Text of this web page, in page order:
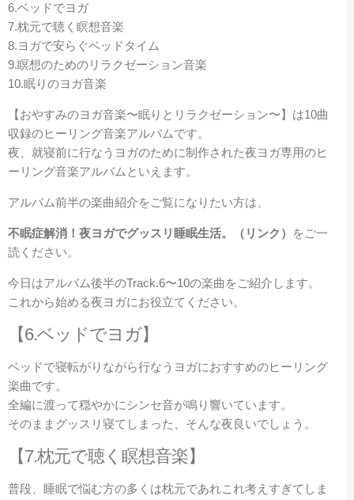
6.ベッドでヨガ
7.枕元で聴く瞑想音楽
8.ヨガで安らぐベッドタイム
9.瞑想のためのリラクゼーション音楽
10.眠りのヨガ音楽
【おやすみのヨガ音楽〜眠りとリラクゼーション〜】は10曲
収録のヒーリング音楽アルバムです。
夜、就寝前に行なうヨガのために制作された夜ヨガ専用のヒ
ーリング音楽アルバムといえます。
アルバム前半の楽曲紹介をご覧になりたい方は、
不眠症解消！夜ヨガでグッスリ睡眠生活。（リンク）
をご一
読ください。
今日はアルバム後半のTrack.6〜10の楽曲をご紹介します。
これから始める夜ヨガにお役立てください。
【6.ベッドでヨガ】
ベッドで寝転がりながら行なうヨガにおすすめのヒーリング
楽曲です。
全編に渡って穏やかにシンセ音が鳴り響いています。
そのままグッスリ寝てしまった、そんな夜良いでしょう。
【7.枕元で聴く瞑想音楽】
普段、睡眠で悩む方の多くは枕元であれこれ考えすぎてしま